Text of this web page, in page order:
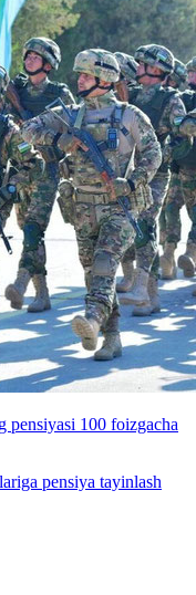
pensiyasi 100 foizgacha
pensiya tayinlash